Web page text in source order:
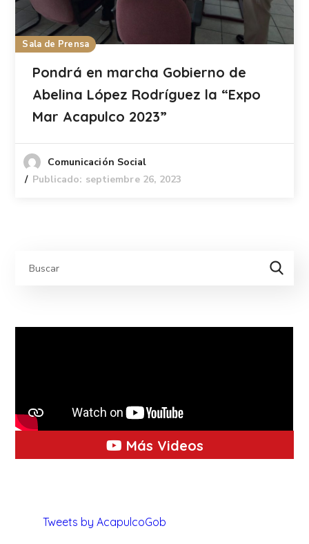
Sala de Prensa
Pondrá en marcha Gobierno de
Abelina López Rodríguez la “Expo
Mar Acapulco 2023”
Comunicación Social
Publicado: septiembre 26, 2023
Más Videos
Tweets by AcapulcoGob